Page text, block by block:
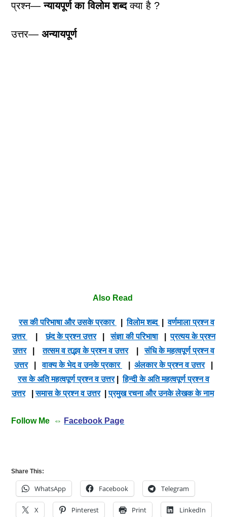
प्रश्न—न्यायपूर्णका विलोम शब्दक्या है ?
उत्तर—अन्यायपूर्ण
Also Read
रस की परिभाषा और उसके प्रकार |विलोम शब्द |वर्णमाला प्रश्न व
उत्तर
|छंद के प्रश्न उत्तर|संज्ञा की परिभाषा|प्रत्यय के प्रश्न
उत्तर|तत्सम व तद्भव के प्रश्न व उत्तर|संधि के महत्वपूर्ण प्रश्न व
उत्तर|वाक्य के भेद व उनके प्रकार अंलकार के प्रश्न व उत्तर|
रस के अति महत्वपूर्ण प्रश्न व उत्तर|हिन्दी के अति महत्वपूर्ण प्रश्न व
उत्तर|समास के प्रश्न व उत्तर|प्रमुख रचना और उनके लेखक के नाम
Follow Me ⇔ Facebook Page
Share This:
WhatsApp Facebook Telegram
X Pinterest Print LinkedIn